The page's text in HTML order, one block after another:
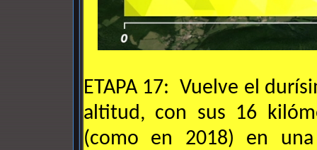
ETAPA 17: Vuelve el
altitud, con sus 16
(como en 2018) en